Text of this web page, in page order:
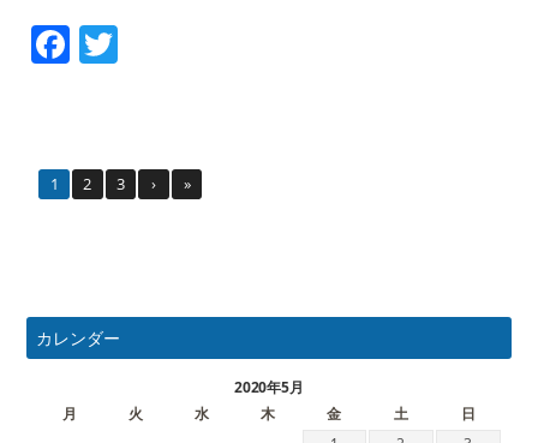
Facebook
1 2 3 › »
カレンダー
2020年5月
月
火 水 木 金 土
日